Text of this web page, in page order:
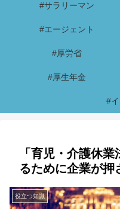
#サラリーマン
#エージェント
#厚労省
#厚生年金
#
「育児・介護休
るために企業が押
役立つ知識